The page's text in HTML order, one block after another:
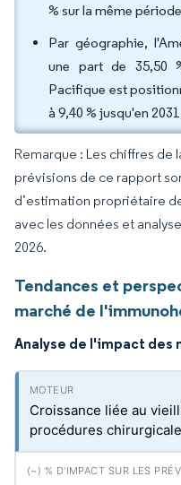
% sur la même
Par géographie,
une part de 35,50
Pacifique est
à 9,40 % jusqu'en
Remarque : Les chiffres de
prévisions de ce rapport
d’estimation propriétaire
avec les données et
2026.
Tendances et
marché de
Analyse de l'impact des
Croissance liée au
procédures